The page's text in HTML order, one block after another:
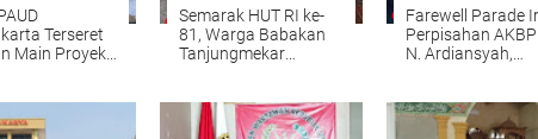
Terseret
Main Proyek,
Semarak HUT RI ke-
81, Warga Babakan
Tanjungmekar
Merah Putih
Farewell Parade
Perpisahan
N. Ardiansyah,
Karawang